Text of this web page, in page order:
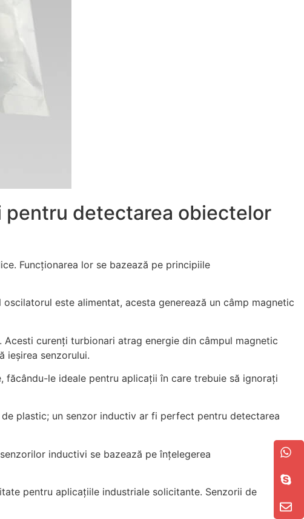
detectarea obiectelor
Funcționarea lor se bazează pe principiile
este alimentat, acesta generează un câmp magnetic
curenți turbionari atrag energie din câmpul magnetic
ieșirea senzorului.
le ideale pentru aplicații în care trebuie să ignorați
plastic; un senzor inductiv ar fi perfect pentru detectarea
inductivi se bazează pe înțelegerea
pentru aplicațiile industriale solicitante. Senzorii de